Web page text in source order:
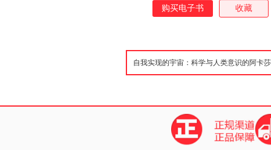
购买电子书 收藏